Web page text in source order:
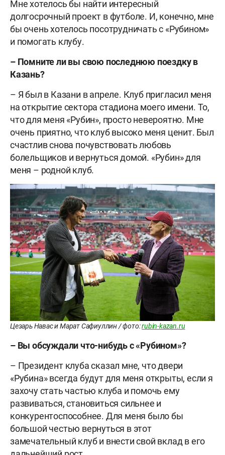
Мне хотелось бы найти интересный
долгосрочный проект в футболе. И, конечно, мне
бы очень хотелось посотрудничать с «Рубином»
и помогать клубу.
– Помните ли вы свою последнюю поездку в
Казань?
– Я был в Казани в апреле. Клуб пригласил меня
на открытие сектора стадиона моего имени. То,
что для меня «Рубин», просто невероятно. Мне
очень приятно, что клуб высоко меня ценит. Был
счастлив снова почувствовать любовь
болельщиков и вернуться домой. «Рубин» для
меня – родной клуб.
Цезарь Навас и Марат Сафиуллин / фото:rubin-kazan.ru
– Вы обсуждали что-нибудь с «Рубином»?
– Президент клуба сказал мне, что двери
«Рубина» всегда будут для меня открыты, если я
захочу стать частью клуба и помочь ему
развиваться, становиться сильнее и
конкурентоспособнее. Для меня было бы
большой честью вернуться в этот
замечательный клуб и внести свой вклад в его